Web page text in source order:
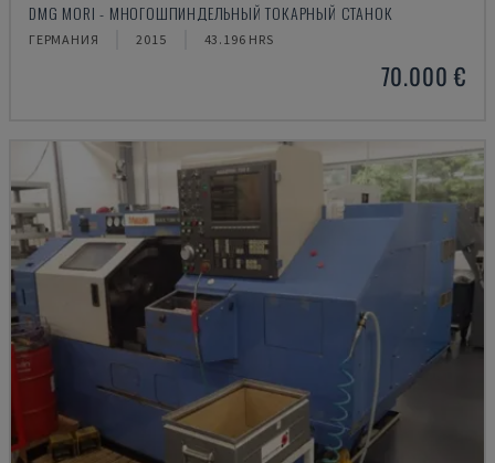
DMG MORI - МНОГОШПИНДЕЛЬНЫЙ ТОКАРНЫЙ СТАНОК
ГЕРМАНИЯ 2015 43.196 HRS
70.000 €